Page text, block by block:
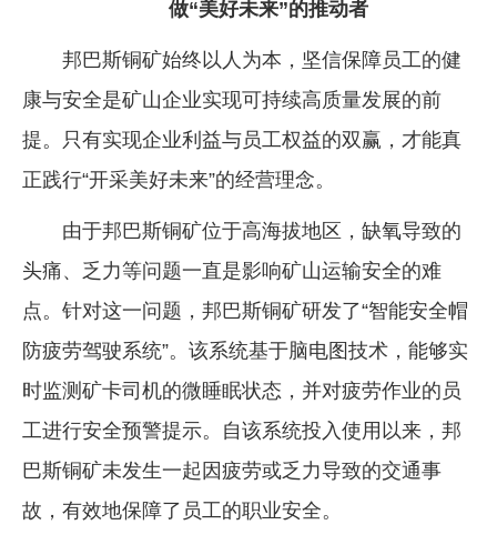
做“美好未来”的推动者
邦巴斯铜矿始终以人为本，坚信保障员工的健
康与安全是矿山企业实现可持续高质量发展的前
提。只有实现企业利益与员工权益的双赢，才能真
正践行“开采美好未来”的经营理念。
由于邦巴斯铜矿位于高海拔地区，缺氧导致的
头痛、乏力等问题一直是影响矿山运输安全的难
点。针对这一问题，邦巴斯铜矿研发了“智能安全帽
防疲劳驾驶系统”。该系统基于脑电图技术，能够实
时监测矿卡司机的微睡眠状态，并对疲劳作业的员
工进行安全预警提示。自该系统投入使用以来，邦
巴斯铜矿未发生一起因疲劳或乏力导致的交通事
故，有效地保障了员工的职业安全。